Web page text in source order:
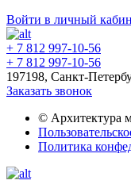
Войти в личный
+ 7 812 997-10-56
+ 7 812 997-10-56
197198, Санкт-
Заказать звонок
© Архитектура
Политика